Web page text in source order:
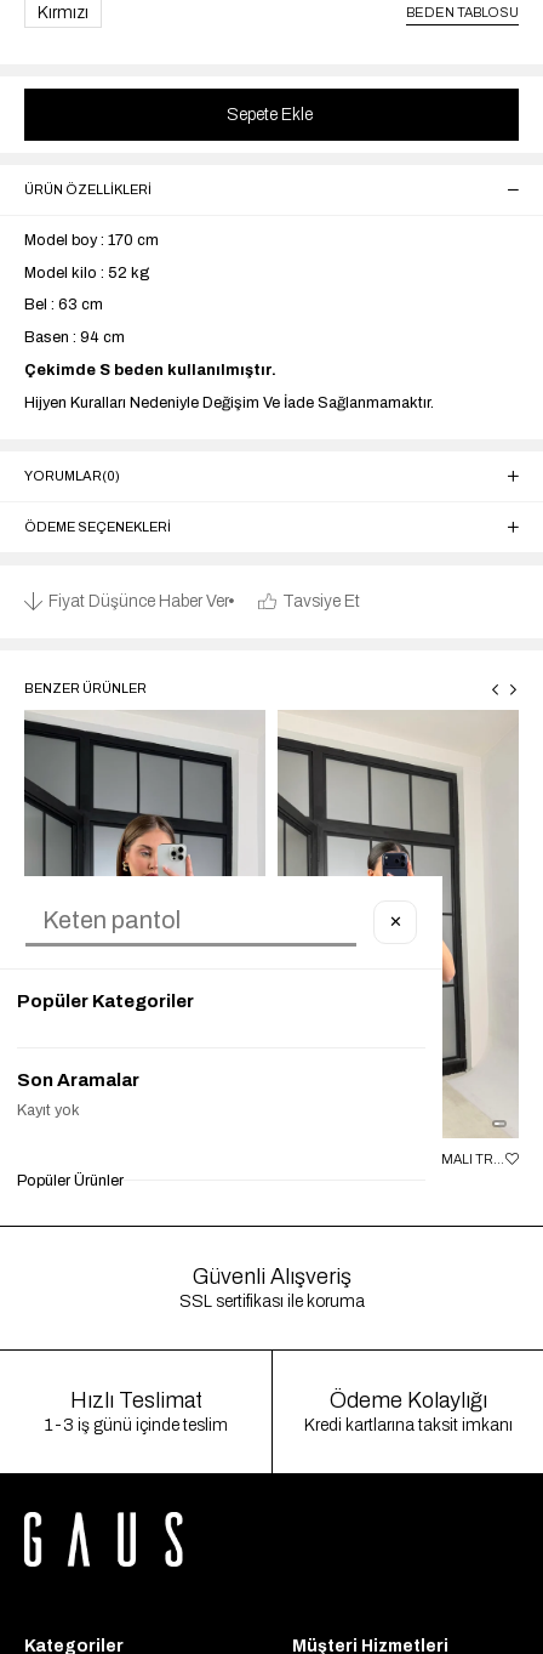
Kırmızı BEDEN TABLOSU
ÜRÜN ÖZELLIKLERI
Model boy : 170 cm
Model kilo : 52 kg
Bel : 63 cm
Basen : 94 cm
Çekimde S beden kullanılmıştır.
Hijyen Kuralları Nedeniyle Değişim Ve İade Sağlanmamaktır.
YORUMLAR(0)
ÖDEME SEÇENEKLERI
Fiyat Düşünce Haber Ver Tavsiye Et
BENZER ÜRÜNLER
₺299,00
₺699,90
Güvenli Alışveriş
SSL sertifikası ile koruma
Hızlı Teslimat
1-3 iş günü içinde teslim
Ödeme Kolaylığı
Kredi kartlarına taksit imkanı
Kategoriler Müşteri Hizmetleri
✕
Popüler Kategoriler
Son Aramalar
Kayıt yok
Popüler Ürünler